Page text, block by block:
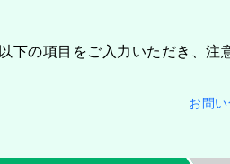
以下の項目をご入力いただき、
お問